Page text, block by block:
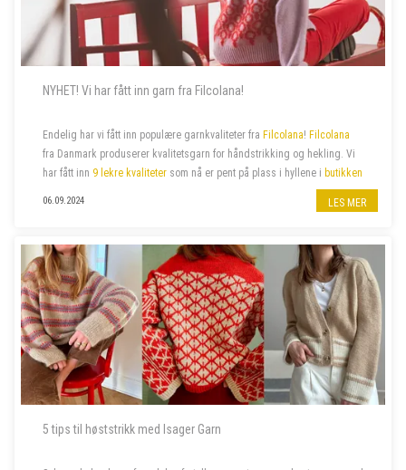
NYHET! Vi har fått inn garn fra Filcolana!
Endelig har vi fått inn populære garnkvaliteter fra Filcolana! Filcolana
fra Danmark produserer kvalitetsgarn for håndstrikking og hekling. Vi
har fått inn 9 lekre kvaliteter som nå er pent på plass i hyllene i butikken
06.09.2024 LES MER
5 tips til høststrikk med Isager Garn